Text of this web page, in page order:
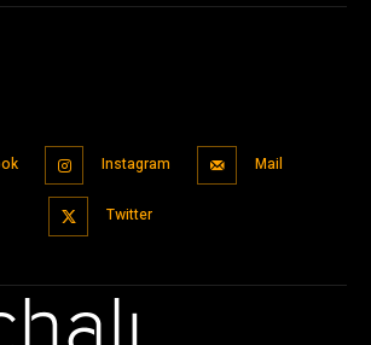
Instagram Mail
Twitter